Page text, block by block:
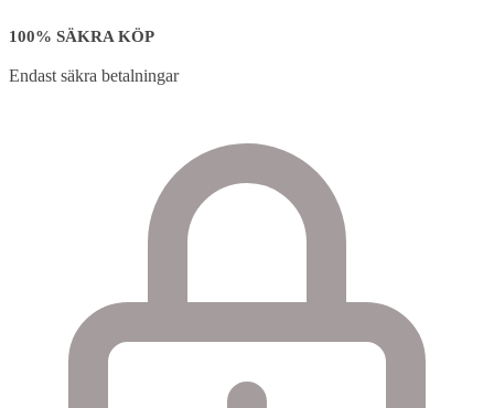
100% SÄKRA KÖP
Endast säkra betalningar